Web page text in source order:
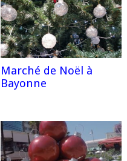
Marché de Noël à
Bayonne